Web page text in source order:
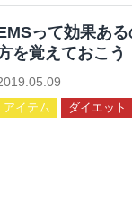
って効果あ
を覚えておこう
アイテム ダイエット